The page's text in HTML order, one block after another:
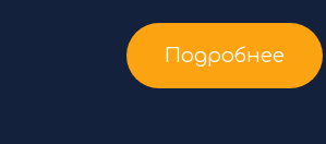
Подробнее